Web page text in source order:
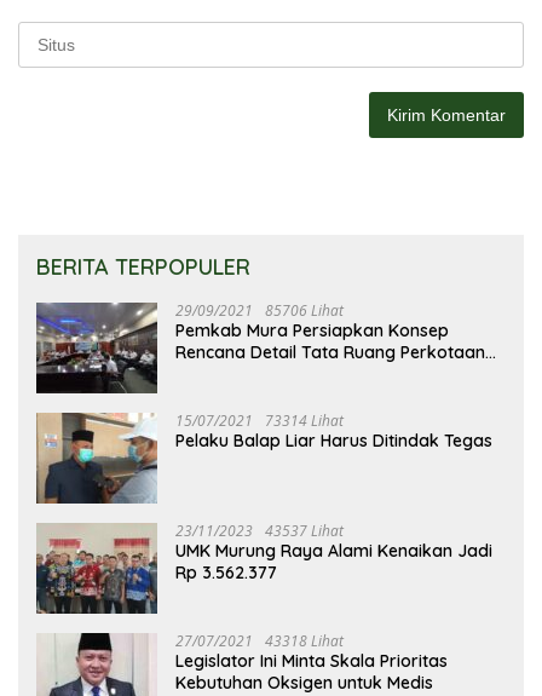
BERITA TERPOPULER
29/09/2021 85706 Lihat
Pemkab Mura Persiapkan Konsep
Rencana Detail Tata Ruang Perkotaan
15/07/2021 73314 Lihat
Pelaku Balap Liar Harus Ditindak Tegas
23/11/2023 43537 Lihat
UMK Murung Raya Alami Kenaikan Jadi
Rp 3.562.377
27/07/2021 43318 Lihat
Legislator Ini Minta Skala Prioritas
Kebutuhan Oksigen untuk Medis